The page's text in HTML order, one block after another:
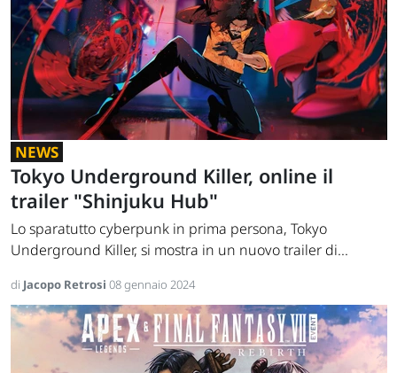
NEWS
Tokyo Underground Killer, online il
trailer "Shinjuku Hub"
Lo sparatutto cyberpunk in prima persona, Tokyo
Underground Killer, si mostra in un nuovo trailer di...
di Jacopo Retrosi 08 gennaio 2024